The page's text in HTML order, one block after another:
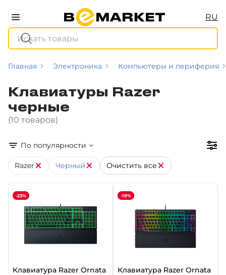
RU
Главная Электроника Компьютеры и периферия
Клавиатуры Razer
черные
(10 товаров)
По популярности
Razer Черный Очистить все
-23%
Клавиатура Razer Ornata
-19%
Клавиатура Razer Ornata